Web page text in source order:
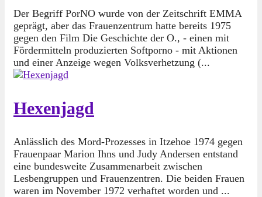
Der Begriff PorNO wurde von der Zeitschrift EMMA
geprägt, aber das Frauenzentrum hatte bereits 1975
gegen den Film Die Geschichte der O., - einen mit
Fördermitteln produzierten Softporno - mit Aktionen
und einer Anzeige wegen Volksverhetzung (...
Hexenjagd
Anlässlich des Mord-Prozesses in Itzehoe 1974 gegen
Frauenpaar Marion Ihns und Judy Andersen entstand
eine bundesweite Zusammenarbeit zwischen
Lesbengruppen und Frauenzentren. Die beiden Frauen
waren im November 1972 verhaftet worden und ...